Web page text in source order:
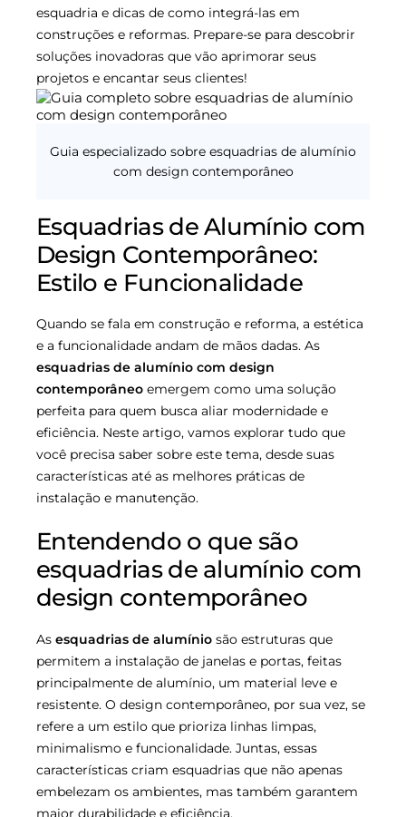
esquadria e dicas de como integrá-las em
construções e reformas. Prepare-se para descobrir
soluções inovadoras que vão aprimorar seus
projetos e encantar seus clientes!
Guia especializado sobre esquadrias de alumínio
com design contemporâneo
Esquadrias de Alumínio com
Design Contemporâneo:
Estilo e Funcionalidade
Quando se fala em construção e reforma, a estética
e a funcionalidade andam de mãos dadas. As
esquadrias de alumínio com design
contemporâneo emergem como uma solução
perfeita para quem busca aliar modernidade e
eficiência. Neste artigo, vamos explorar tudo que
você precisa saber sobre este tema, desde suas
características até as melhores práticas de
instalação e manutenção.
Entendendo o que são
esquadrias de alumínio com
design contemporâneo
As esquadrias de alumínio são estruturas que
permitem a instalação de janelas e portas, feitas
principalmente de alumínio, um material leve e
resistente. O design contemporâneo, por sua vez, se
refere a um estilo que prioriza linhas limpas,
minimalismo e funcionalidade. Juntas, essas
características criam esquadrias que não apenas
embelezam os ambientes, mas também garantem
maior durabilidade e eficiência.